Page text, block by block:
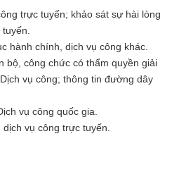
trực tuyến; khảo sát sự hài lòng
hành chính, dịch vụ công khác.
bộ, công chức có thẩm quyền giải
vụ công; thông tin đường dây
vụ công quốc gia.
vụ công trực tuyến.